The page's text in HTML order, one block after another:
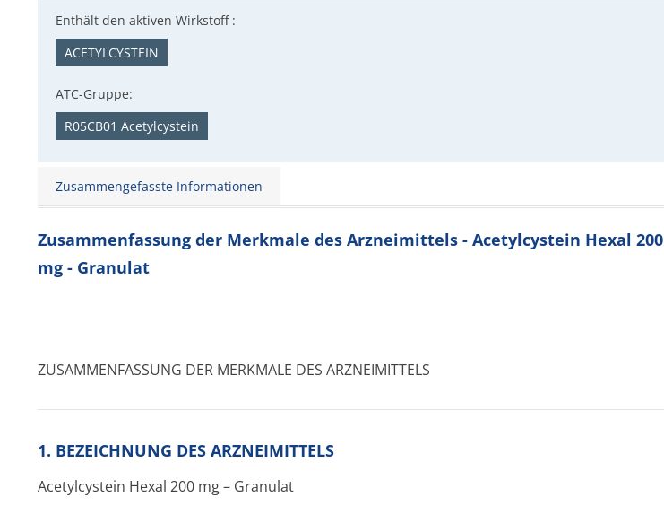
Enthält den aktiven Wirkstoff :
ACETYLCYSTEIN
ATC-Gruppe:
R05CB01 Acetylcystein
Zusammengefasste Informationen
Zusammenfassung der Merkmale des Arzneimittels - Acetylcystein Hexal 200
mg - Granulat
ZUSAMMENFASSUNG DER MERKMALE DES ARZNEIMITTELS
1. BEZEICHNUNG DES ARZNEIMITTELS
Acetylcystein Hexal 200 mg – Granulat